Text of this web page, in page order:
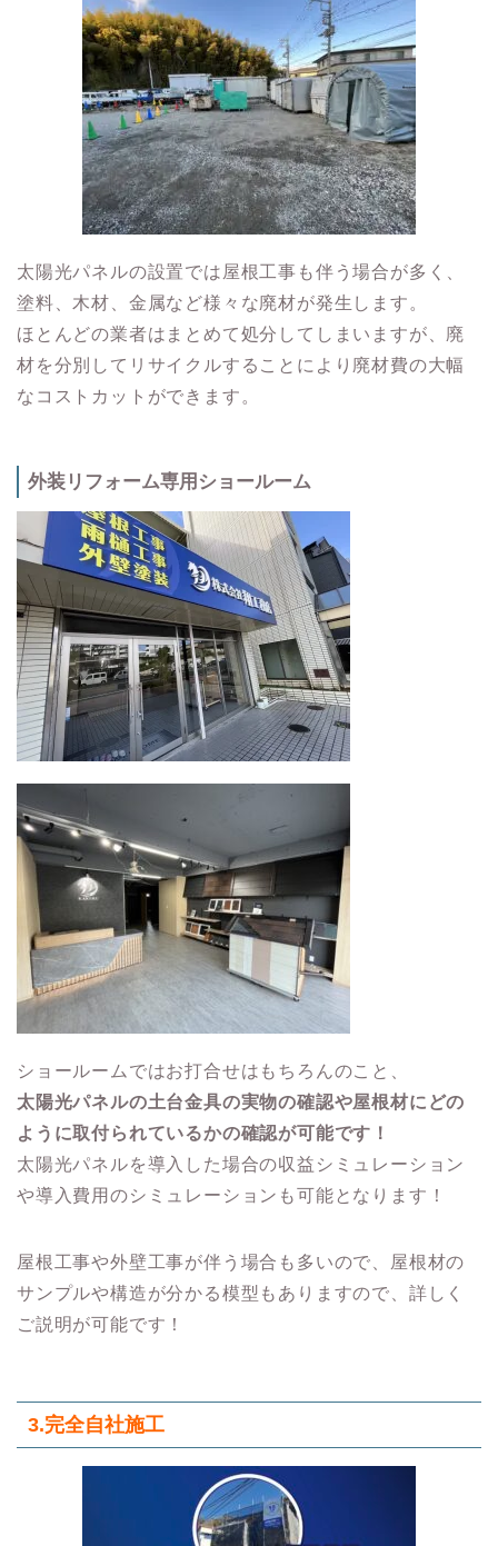
太陽光パネルの設置では屋根工事も伴う場合が多く、
塗料、木材、金属など様々な廃材が発生します。
ほとんどの業者はまとめて処分してしまいますが、廃
材を分別してリサイクルすることにより廃材費の大幅
なコストカットができます。
外装リフォーム専用ショールーム
ショールームではお打合せはもちろんのこと、
太陽光パネルの土台金具の実物の確認や屋根材にどの
ように取付られているかの確認が可能です！
太陽光パネルを導入した場合の収益シミュレーション
や導入費用のシミュレーションも可能となります！
屋根工事や外壁工事が伴う場合も多いので、屋根材の
サンプルや構造が分かる模型もありますので、詳しく
ご説明が可能です！
3.完全自社施工